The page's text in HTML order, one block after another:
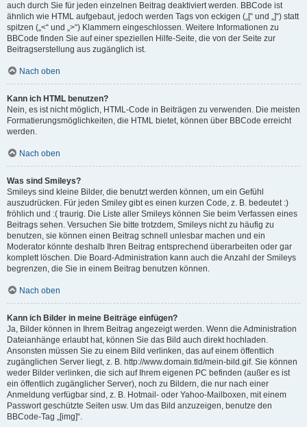
auch durch Sie für jeden einzelnen Beitrag deaktiviert werden. BBCode ist
ähnlich wie HTML aufgebaut, jedoch werden Tags von eckigen („[“ und „]“) statt
spitzen („<“ und „>“) Klammern eingeschlossen. Weitere Informationen zu
BBCode finden Sie auf einer speziellen Hilfe-Seite, die von der Seite zur
Beitragserstellung aus zugänglich ist.
Nach oben
Kann ich HTML benutzen?
Nein, es ist nicht möglich, HTML-Code in Beiträgen zu verwenden. Die meisten
Formatierungsmöglichkeiten, die HTML bietet, können über BBCode erreicht
werden.
Nach oben
Was sind Smileys?
Smileys sind kleine Bilder, die benutzt werden können, um ein Gefühl
auszudrücken. Für jeden Smiley gibt es einen kurzen Code, z. B. bedeutet :)
fröhlich und :( traurig. Die Liste aller Smileys können Sie beim Verfassen eines
Beitrags sehen. Versuchen Sie bitte trotzdem, Smileys nicht zu häufig zu
benutzen, sie können einen Beitrag schnell unlesbar machen und ein
Moderator könnte deshalb Ihren Beitrag entsprechend überarbeiten oder gar
komplett löschen. Die Board-Administration kann auch die Anzahl der Smileys
begrenzen, die Sie in einem Beitrag benutzen können.
Nach oben
Kann ich Bilder in meine Beiträge einfügen?
Ja, Bilder können in Ihrem Beitrag angezeigt werden. Wenn die Administration
Dateianhänge erlaubt hat, können Sie das Bild auch direkt hochladen.
Ansonsten müssen Sie zu einem Bild verlinken, das auf einem öffentlich
zugänglichen Server liegt, z. B. http://www.domain.tld/mein-bild.gif. Sie können
weder Bilder verlinken, die sich auf Ihrem eigenen PC befinden (außer es ist
ein öffentlich zugänglicher Server), noch zu Bildern, die nur nach einer
Anmeldung verfügbar sind, z. B. Hotmail- oder Yahoo-Mailboxen, mit einem
Passwort geschützte Seiten usw. Um das Bild anzuzeigen, benutze den
BBCode-Tag „[img]“.